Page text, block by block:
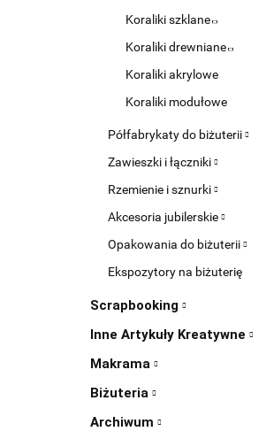
Koraliki szklane
Koraliki drewniane
Koraliki akrylowe
Koraliki modułowe
Półfabrykaty do biżuterii
Zawieszki i łączniki
Rzemienie i sznurki
Akcesoria jubilerskie
Opakowania do biżuterii
Ekspozytory na biżuterię
Scrapbooking
Inne Artykuły Kreatywne
Makrama
Biżuteria
Archiwum